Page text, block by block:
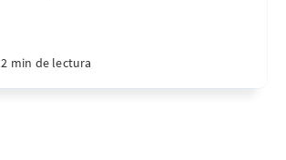
2 min de lectura